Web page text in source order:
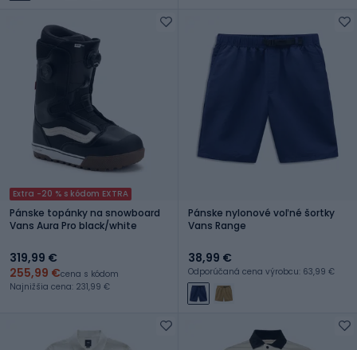
Extra -20 % s kódom EXTRA
Pánske topánky na snowboard
Vans Aura Pro black/white
319,99 €
255,99 €cena s kódom
Najnižšia cena: 231,99 €
Pánske nylonové voľné šortky
Vans Range
38,99 €
Odporúčaná cena výrobcu: 63,99 €